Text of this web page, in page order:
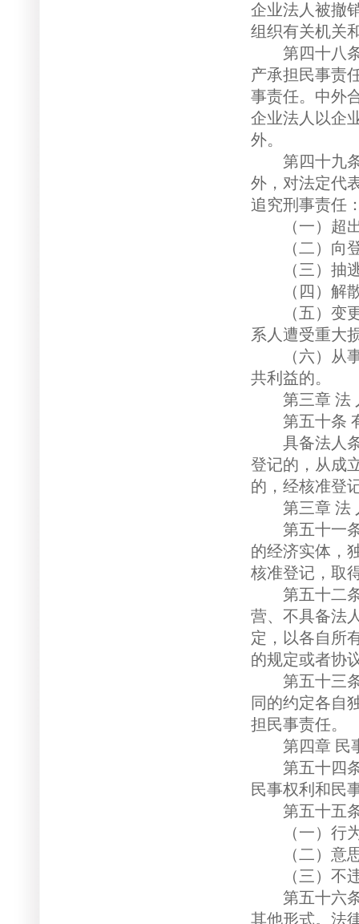
企业法人被撤
组织有关机关
第四十八条
产承担民事责
事责任。中外
企业法人以企
外。
第四十九条
外，对法定代
追究刑事责任
（一）超出
（二）向登
（三）抽逃
（四）解散
（五）变更
系人遭受重大
（六）从事
共利益的。
第三章 法 人
第五十条 有
具备法人条
登记的，从成
的，经核准登
第三章 法
第五十一条
的经济实体，
核准登记，取
第五十二条
营、不具备法
定，以各自所
的规定或者协
第五十三条
同的约定各自
担民事责任。
第四章 民事
第五十四条
民事权利和民
第五十五条
（一）行为
（二）意思
（三）不违
第五十六条
其他形式。法